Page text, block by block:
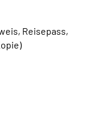
Reisepass,